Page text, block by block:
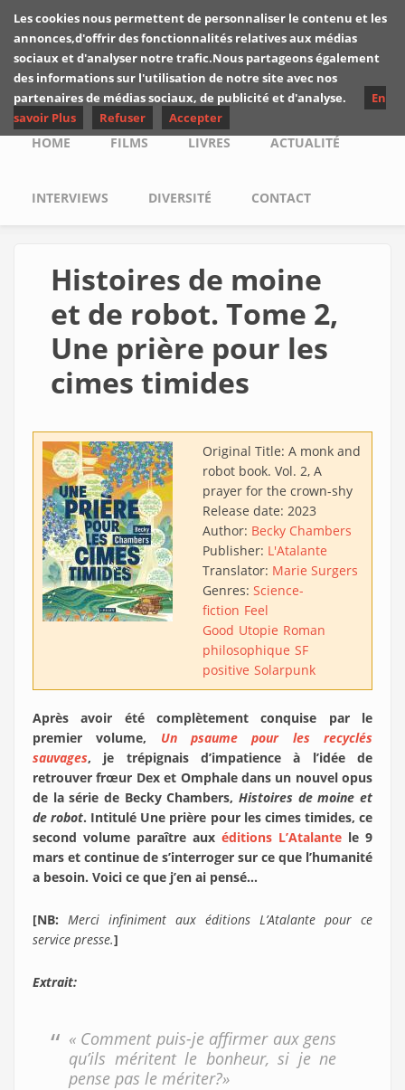
Skip to main content
Les critiques de
Yuyine
Main menu
HOME FILMS LIVRES ACTUALITÉ
INTERVIEWS DIVERSITÉ CONTACT
Histoires de moine
et de robot. Tome 2,
Une prière pour les
cimes timides
Original Title: A monk and
robot book. Vol. 2, A
prayer for the crown-shy
Release date: 2023
Author: Becky Chambers
Publisher: L'Atalante
Translator: Marie Surgers
Genres: Science-
fiction Feel
Good Utopie Roman
philosophique SF
positive Solarpunk
Après avoir été complètement conquise par le
premier volume, Un psaume pour les recyclés
sauvages, je trépignais d’impatience à l’idée de
retrouver frœur Dex et Omphale dans un nouvel opus
de la série de Becky Chambers, Histoires de moine et
de robot. Intitulé Une prière pour les cimes timides, ce
second volume paraître aux éditions L’Atalante le 9
mars et continue de s’interroger sur ce que l’humanité
a besoin. Voici ce que j’en ai pensé…
[NB: Merci infiniment aux éditions L’Atalante pour ce
service presse.]
Extrait:
« Comment puis-je affirmer aux gens
qu’ils méritent le bonheur, si je ne
pense pas le mériter?»
Les cookies nous permettent de personnaliser le contenu et les
annonces,d'offrir des fonctionnalités relatives aux médias
sociaux et d'analyser notre trafic.Nous partageons également
des informations sur l'utilisation de notre site avec nos
partenaires de médias sociaux, de publicité et d'analyse.
En
savoir Plus
Refuser Accepter